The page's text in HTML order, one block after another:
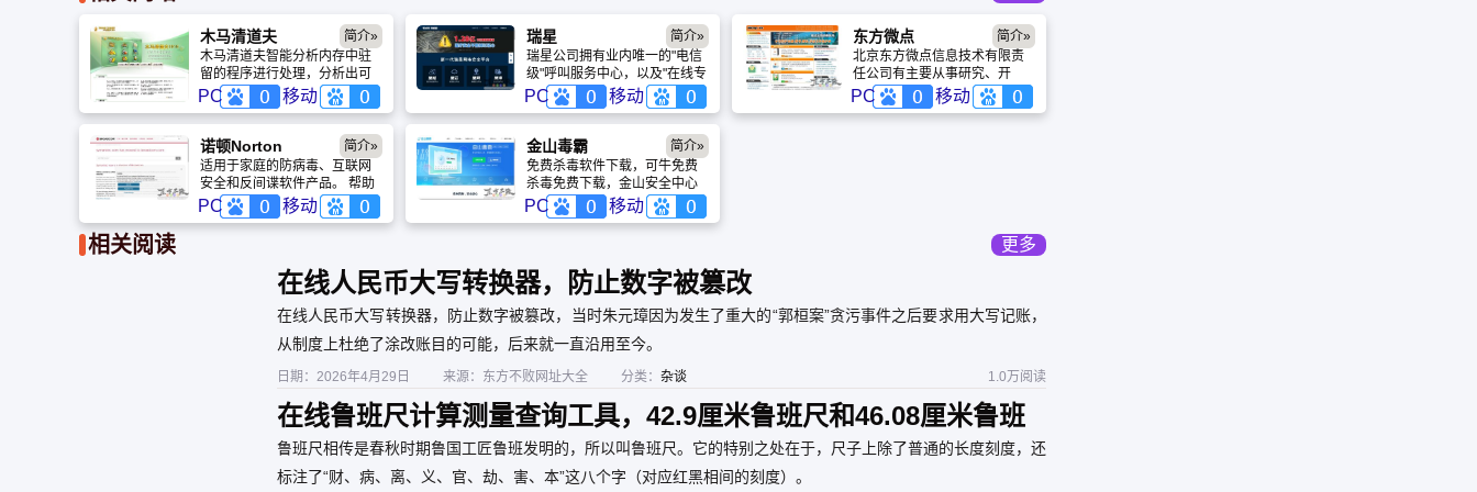
木马清道夫
木马清道夫智能分析内存中驻
留的程序进行处理，分析出可
疑程序或可疑模块，程序会列
出可疑度。智能检测系统漏洞
并可以自动下载补丁，让您及
时弥补系统漏洞。
PC 移动
简介» 瑞星
瑞星公司拥有业内唯一的"电信
级"呼叫服务中心，以及"在线专
家门诊"服务系统。在这些系统
的支撑下，瑞星的产品和服务
以专业、易用、创新等显著特
点，赢得了用户的赞誉。除了
提供商业级产品和服务之外，
瑞星公司还向全社会免费提供
公益性安全信息.
PC 移动
简介» 东方微点
北京东方微点信息技术有限责
任公司有主要从事研究、开
发、制作及销售信息安全产
品。一支专注于信息安全产品
PC 移动
简介»
诺顿Norton
适用于家庭的防病毒、互联网
安全和反间谍软件产品。 帮助
企业管理 IT 风险，同时最大限
度提高 IT 性能的解决方案。 下
PC 移动
简介» 金山毒霸
免费杀毒软件下载，可牛免费
杀毒免费下载，金山安全中心
提供金山免费杀毒软件最新版
免费下载，最新杀毒软件永久
全面的用户服务。欢迎使用金
山毒霸2012套装版，金山卫士
及可牛免费杀毒，保护电脑安
全、上网安全，就用金山安全
产品。
PC 移动
简介»
相关阅读 更多
在线人民币大写转换器，防止数字被篡改
在线人民币大写转换器，防止数字被篡改，当时朱元璋因为发生了重大的“郭桓案”贪污事件之后要求用大写记账，
从制度上杜绝了涂改账目的可能，后来就一直沿用至今。
日期：2026年4月29日 来源：东方不败网址大全 分类： 杂谈 1.0万阅读
在线鲁班尺计算测量查询工具，42.9厘米鲁班尺和46.08厘米鲁班
尺同时对比查询
鲁班尺相传是春秋时期鲁国工匠鲁班发明的，所以叫鲁班尺。它的特别之处在于，尺子上除了普通的长度刻度，还
标注了“财、病、离、义、官、劫、害、本”这八个字（对应红黑相间的刻度）。